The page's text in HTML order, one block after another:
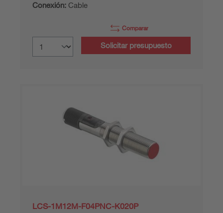
Conexión: Cable
Comparar
Solicitar presupuesto
LCS-1M12M-F04PNC-K020P